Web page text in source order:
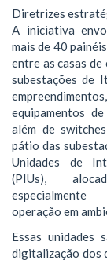
Diretrizes
A iniciativa
mais de 40
entre as casas
subestações de
equipamentos
além de
pátio das
Unidades de
(PIUs),
operação em
Essas unidades
digitalização dos